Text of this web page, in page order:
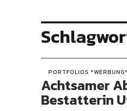
PORTFOLIOS *WERBUNG*
Achtsamer
Bestatterin